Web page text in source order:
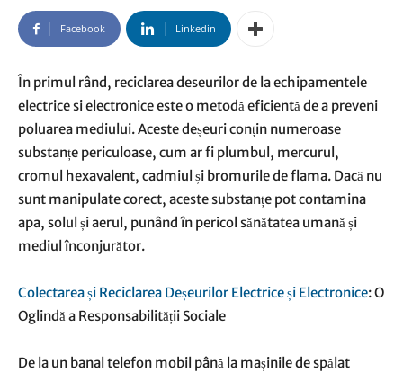
Facebook Linkedin
În primul rând, reciclarea deseurilor de la echipamentele
electrice si electronice este o metodă eficientă de a preveni
poluarea mediului. Aceste deșeuri conțin numeroase
substanțe periculoase, cum ar fi plumbul, mercurul,
cromul hexavalent, cadmiul și bromurile de flama. Dacă nu
sunt manipulate corect, aceste substanțe pot contamina
apa, solul și aerul, punând în pericol sănătatea umană și
mediul înconjurător.
Colectarea și Reciclarea Deșeurilor Electrice și Electronice: O
Oglindă a Responsabilității Sociale
De la un banal telefon mobil până la mașinile de spălat